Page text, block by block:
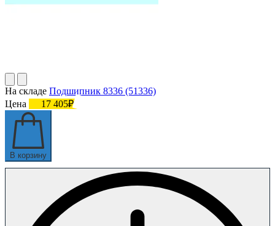
На складе Подшипник 8336 (51336)
Цена
17 405₽
В корзину